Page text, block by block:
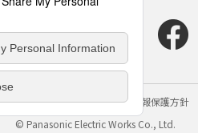
クッキーポリシー
個人情報保護方針
© Panasonic Electric Works Co., Ltd.